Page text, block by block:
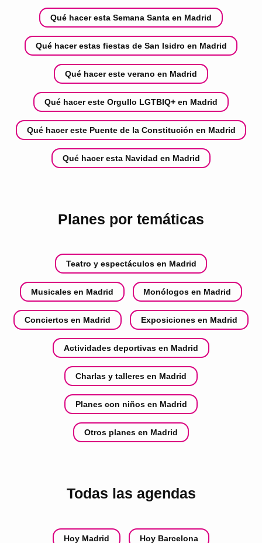
Qué hacer esta Semana Santa en Madrid
Qué hacer estas fiestas de San Isidro en Madrid
Qué hacer este verano en Madrid
Qué hacer este Orgullo LGTBIQ+ en Madrid
Qué hacer este Puente de la Constitución en Madrid
Qué hacer esta Navidad en Madrid
Planes por temáticas
Teatro y espectáculos en Madrid
Musicales en Madrid Monólogos en Madrid
Conciertos en Madrid Exposiciones en Madrid
Actividades deportivas en Madrid
Charlas y talleres en Madrid
Planes con niños en Madrid
Otros planes en Madrid
Todas las agendas
Hoy Madrid Hoy Barcelona